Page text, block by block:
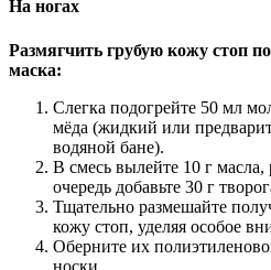
На ногах
Размягчить грубую кожу стоп
маска:
Слегка подогрейте 50 мл
мёда (жидкий или
водяной бане).
В смесь вылейте 10 г
очередь добавьте 30 г
Тщательно размешайте
кожу стоп, уделяя особое
Оберните их
носки.